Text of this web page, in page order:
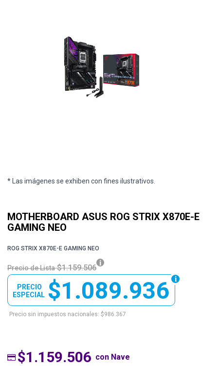
* Las imágenes se exhiben con fines ilustrativos.
MOTHERBOARD ASUS ROG STRIX X870E-E
GAMING NEO
ROG STRIX X870E-E GAMING NEO
Precio de Lista $1.159.506
$1.089.936
PRECIO
ESPECIAL
Precio sin impuestos nacionales: $986.367
$1.159.506 con Nave